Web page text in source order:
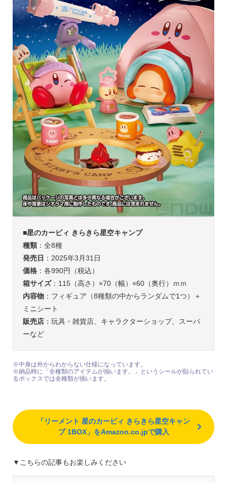
■星のカービィ きらきら星空キャンプ
種類：全8種
発売日 ：2025年3月31日
価格：各990円（税込）
箱サイズ：115（高さ）×70（幅）×60（奥行）ｍｍ
内容物：フィギュア（8種類の中からランダムで1つ）＋
ミニシート
販売店：玩具・雑貨店、キャラクターショップ、スーパ
ーなど
※中身は外からわからない仕様になっています。
※納品時に「全種類のアイテムが揃います。」というシールが貼られてい
るボックスでは全種類が揃います。
「リーメント 星のカービィ きらきら星空キャン
プ 1BOX」をAmazon.co.jpで購入
▼こちらの記事もお楽しみください